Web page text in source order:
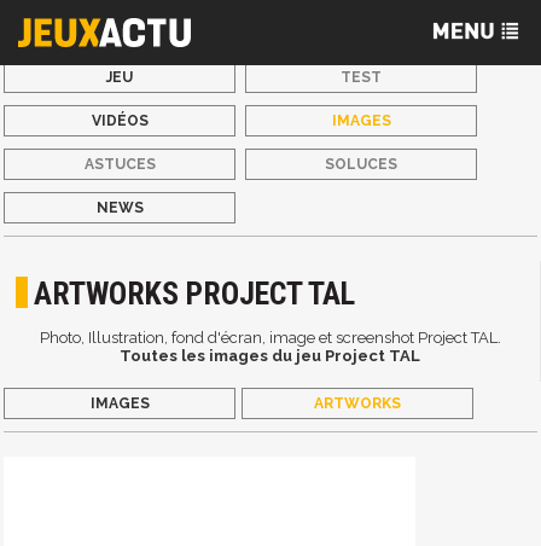
JEU TEST
VIDÉOS IMAGES
ASTUCES SOLUCES
NEWS
ARTWORKS PROJECT TAL
Photo, Illustration, fond d'écran, image et screenshot Project TAL.
Toutes les images du jeu Project TAL
IMAGES ARTWORKS